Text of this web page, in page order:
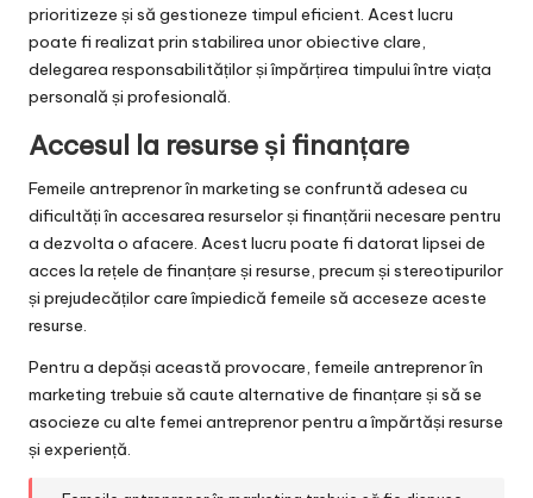
prioritizeze și să gestioneze timpul eficient. Acest lucru
poate fi realizat prin stabilirea unor obiective clare,
delegarea responsabilităților și împărțirea timpului între viața
personală și profesională.
Accesul la resurse și finanțare
Femeile antreprenor în marketing se confruntă adesea cu
dificultăți în accesarea resurselor și finanțării necesare pentru
a dezvolta o afacere. Acest lucru poate fi datorat lipsei de
acces la rețele de finanțare și resurse, precum și stereotipurilor
și prejudecăților care împiedică femeile să acceseze aceste
resurse.
Pentru a depăși această provocare, femeile antreprenor în
marketing trebuie să caute alternative de finanțare și să se
asocieze cu alte femei antreprenor pentru a împărtăși resurse
și experiență.